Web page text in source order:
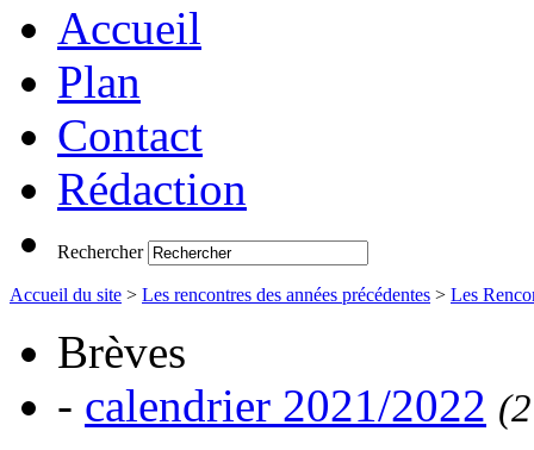
Accueil
Plan
Contact
Rédaction
Rechercher
Accueil du site > Les rencontres des années précédentes > Les
Brèves
- calendrier 2021/2022